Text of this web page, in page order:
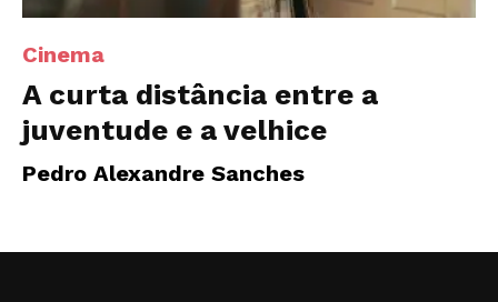
Cinema
A curta distância entre a
juventude e a velhice
Pedro Alexandre Sanches